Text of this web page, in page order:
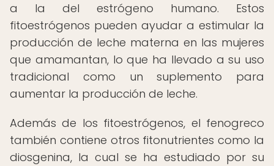
a la del estrógeno humano. Estos
fitoestrógenos pueden ayudar a estimular la
producción de leche materna en las mujeres
que amamantan, lo que ha llevado a su uso
tradicional como un suplemento para
aumentar la producción de leche.
Además de los fitoestrógenos, el fenogreco
también contiene otros fitonutrientes como la
diosgenina, la cual se ha estudiado por su